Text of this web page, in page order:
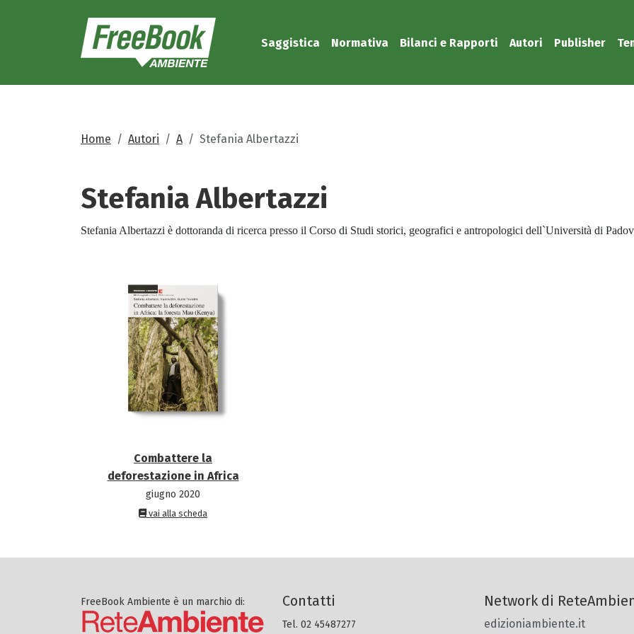
Saggistica Normativa Bilanci e Rapporti Autori Publisher
Home Autori A Stefania Albertazzi
Stefania Albertazzi
Stefania Albertazzi è dottoranda di ricerca presso il Corso di Studi storici, geografici e antropologici dell`Università di
Combattere la
deforestazione in Africa
giugno 2020
vai alla scheda
FreeBook Ambiente è un marchio di: Contatti
Tel. 02 45487277
Network di
edizioniambiente.it